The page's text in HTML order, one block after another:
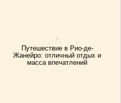
Путешествие в Рио-де-
Жанейро: отличный отдых и
масса впечатлений